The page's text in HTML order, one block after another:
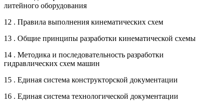
литейного оборудования
12 . Правила выполнения кинематических схем
13 . Общие принципы разработки кинематической схемы
14 . Методика и последовательность разработки
гидравлических схем машин
15 . Единая система конструкторской документации
16 . Единая система технологической документации